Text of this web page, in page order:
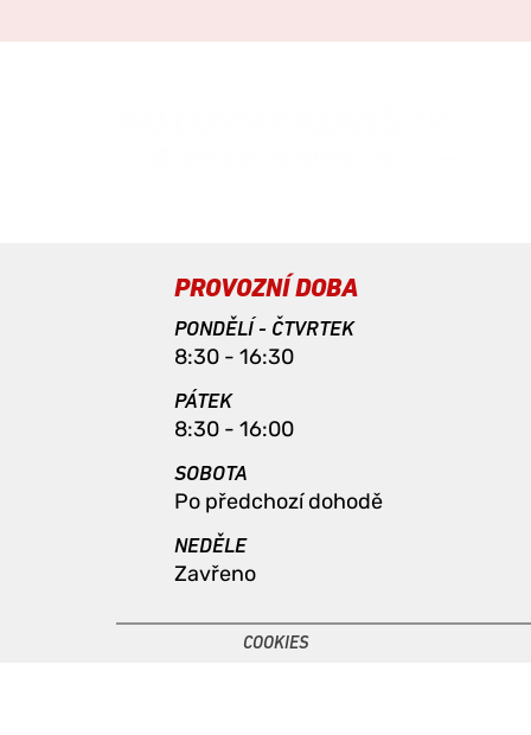
PROVOZNÍ DOBA
PONDĚLÍ - ČTVRTEK
8:30 - 16:30
PÁTEK
8:30 - 16:00
SOBOTA
Po předchozí dohodě
NEDĚLE
Zavřeno
COOKIES